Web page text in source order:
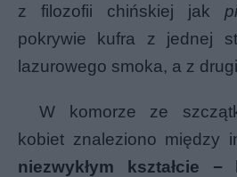
z filozofii chińskiej jak
pokrywie kufra z jednej
lazurowego smoka, a z
W komorze ze
kobiet znaleziono między
niezwykłym kształcie −